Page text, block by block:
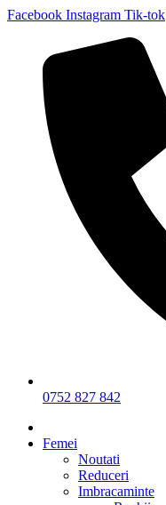
Facebook Instagram Tik-tok
0752 827 842
Femei
Noutati
Reduceri
Imbracaminte